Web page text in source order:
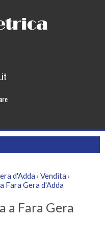
d'Adda › Vendita ›
Fara Gera d'Adda
a Fara Gera